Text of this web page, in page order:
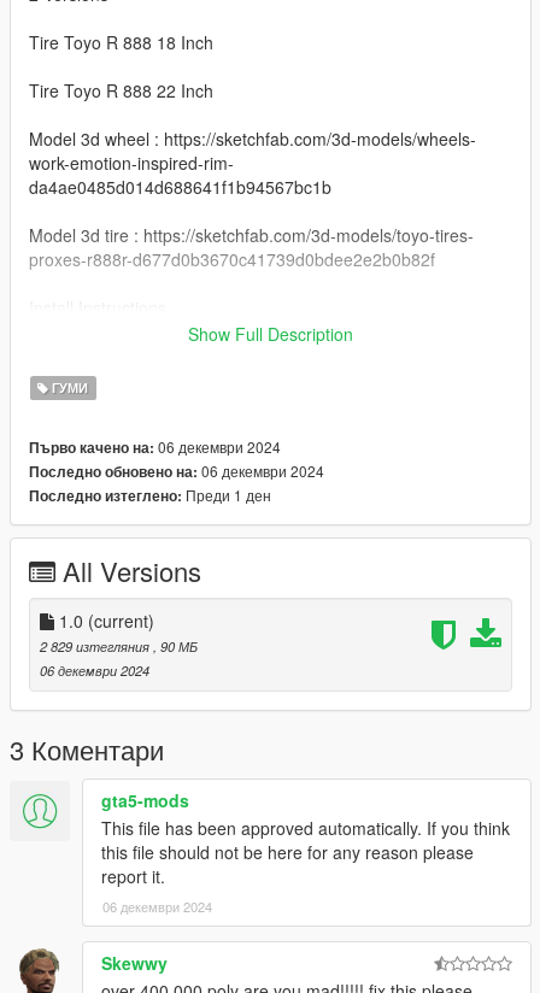
Tire Toyo R 888 18 Inch
Tire Toyo R 888 22 Inch
Model 3d wheel : https://sketchfab.com/3d-models/wheels-
work-emotion-inspired-rim-
da4ae0485d014d688641f1b94567bc1b
Model 3d tire : https://sketchfab.com/3d-models/toyo-tires-
proxes-r888r-d677d0b3670c41739d0bdee2e2b0b82f
Work Emotion : You can change this name to any wheel you
Grand Theft Auto V - update - x64 - dlcpacks - patchday22 -
You can use the add on wheels pack [
https://www.patreon.com/posts/wb-pack-wheels-99963272 ]
you simply have to add the wheel to the dlc and then write in
Show Full Description
ГУМИ
Първо качено на: 06 декември 2024
Последно обновено на: 06 декември 2024
Последно изтеглено: Преди 1 ден
All Versions
1.0 (current)
2 829 изтегляния , 90 МБ
06 декември 2024
3 Коментари
gta5-mods
This file has been approved automatically. If you think
this file should not be here for any reason please
report it.
06 декември 2024
Skewwy